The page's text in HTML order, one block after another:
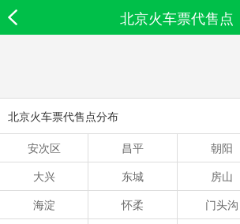
北京火车票代售点
北京火车票代售点分布
安次区
昌平 朝阳
大兴
东城 房山
海淀
怀柔 门头沟